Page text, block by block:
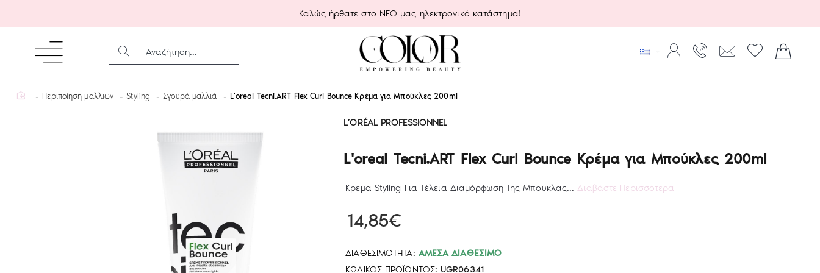
Καλώς ήρθατε στο ΝΕΟ μας ηλεκτρονικό κατάστημα!
ΑΝΑΖΉΤΗΣΗ...
homeΠεριποίηση μαλλιών Styling Σγουρά μαλλιά L'oreal Tecni.ART Flex Curl Bounce Κρέμα για Μπούκλες 200ml
L’ORÉAL PROFESSIONNEL
L'oreal Tecni.ART Flex Curl Bounce Κρέμα για Μπούκλες 200ml
Κρέμα Styling Για Τέλεια Διαμόρφωση Της Μπούκλας...Διαβάστε Περισσότερα
ΔΙΑΘΕΣΙΜΌΤΗΤΑ: ΆΜΕΣΑ ΔΙΑΘΈΣΙΜΟ
ΚΩΔΙΚΌΣ ΠΡΟΪΌΝΤΟΣ: UGR06341
14,85€